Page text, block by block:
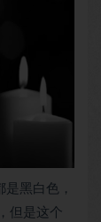
黑白色，
但是这个